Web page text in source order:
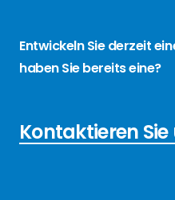
Entwickeln Sie derzeit
haben Sie bereits eine?
Kontaktieren Sie